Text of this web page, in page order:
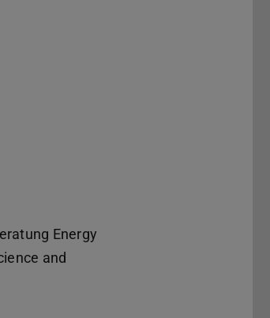
Energy
and